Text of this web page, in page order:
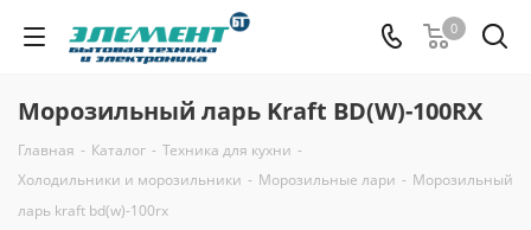
0
Морозильный ларь Kraft BD(W)-100RX
Главная - Каталог - Техника для кухни -
Холодильники и морозильники - Морозильные лари - Морозильный
ларь kraft bd(w)-100rx